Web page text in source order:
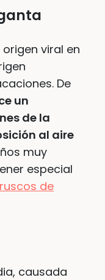
viral en
De
un
de la
al aire
muy
especial
de
causada